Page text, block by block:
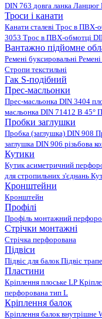
DIN 763 довга ланка Ланцюг
Троси і канати
Канати сталеві Трос в ПВХ-
3053 Трос в ПВХ-обмотці
Вантажно підйомне
Ремені буксировальні
Стропи текстильні
Гак S-подібний
Прес-масльонки
Прес-масльонка DIN 3404
масльонка DIN 71412 B 45°
Пробки заглушки
Пробка (заглушка) DIN 908
заглушка DIN 906 різьбова
Кутики
Кутик асиметричний
для стропильних з'єднань
Кронштейни
Кронштейн
Профілі
Профіль монтажний
Стрічки монтажні
Стрічка перфорована
Підвіси
Підвіс для балокПідвіс
Пластини
Кріплення плоське LP
перфорована тип L
Кріплення балок
Кріплення балок внутрішне